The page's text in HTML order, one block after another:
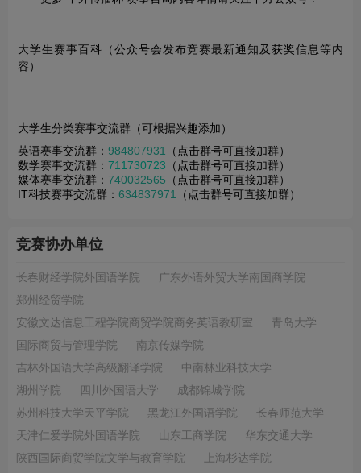
大学生赛事百科（公众号会发布竞赛最新通知及获奖信息等内
容）
大学生分类赛事交流群（可根据兴趣添加）
英语赛事交流群： 984807931
（点击群号可直接加群）
数学赛事交流群： 711730723 （点击群号可直接加群）
媒体赛事交流群： 740032565 （点击群号可直接加群）
IT科技赛事交流群： 634837971 （点击群号可直接加群）
竞赛协办单位
长春财经学院外国语学院
广东外语外贸大学南国商学院
郑州经贸学院
安徽文达信息工程学院商贸学院商务英语教研室
青岛大学
国际商贸与管理学院
南京传媒学院
吉林外国语大学高级翻译学院
中南林业科技大学
湖州学院
四川外国语大学
成都锦城学院
苏州科技大学天平学院
黑龙江外国语学院
长春师范大学
天津仁爱学院外国语学院
山东工商学院
华东交通大学
陕西国际商贸学院文学与教育学院
上海杉达学院